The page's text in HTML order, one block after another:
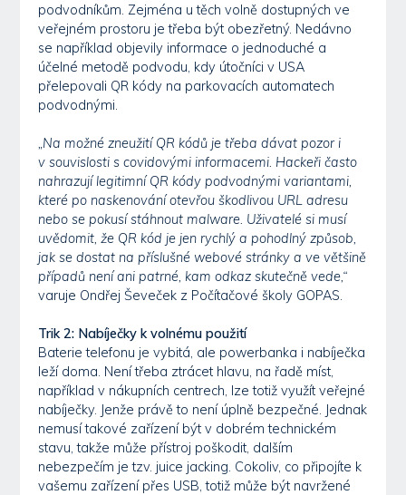
podvodníkům. Zejména u těch volně dostupných ve
veřejném prostoru je třeba být obezřetný. Nedávno
se například objevily informace o jednoduché a
účelné metodě podvodu, kdy útočníci v USA
přelepovali QR kódy na parkovacích automatech
podvodnými.
„Na možné zneužití QR kódů je třeba dávat pozor i
v souvislosti s covidovými informacemi. Hackeři často
nahrazují legitimní QR kódy podvodnými variantami,
které po naskenování otevřou škodlivou URL adresu
nebo se pokusí stáhnout malware. Uživatelé si musí
uvědomit, že QR kód je jen rychlý a pohodlný způsob,
jak se dostat na příslušné webové stránky a ve většině
případů není ani patrné, kam odkaz skutečně vede,“
varuje Ondřej Ševeček z Počítačové školy GOPAS.
Trik 2: Nabíječky k volnému použití
Baterie telefonu je vybitá, ale powerbanka i nabíječka
leží doma. Není třeba ztrácet hlavu, na řadě míst,
například v nákupních centrech, lze totiž využít veřejné
nabíječky. Jenže právě to není úplně bezpečné. Jednak
nemusí takové zařízení být v dobrém technickém
stavu, takže může přístroj poškodit, dalším
nebezpečím je tzv. juice jacking. Cokoliv, co připojíte k
vašemu zařízení přes USB, totiž může být navržené